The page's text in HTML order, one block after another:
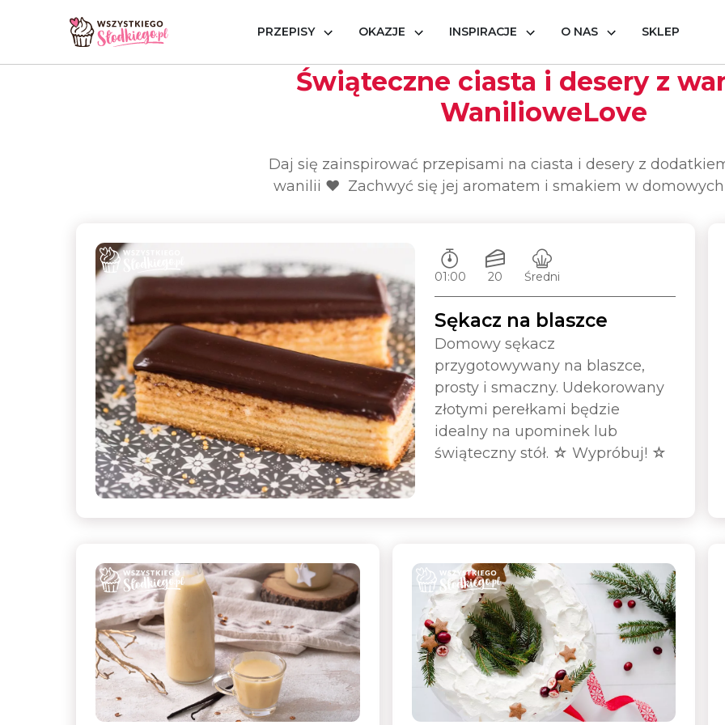
PRZEPISY OKAZJE INSPIRACJE O NAS SKLEP
Strona główna Okazje Przepisy z wanilią - WanilioweLove
Świąteczne ciasta i desery z
WanilioweLove
Daj się zainspirować przepisami na ciasta i desery z
wanilii ❤️ Zachwyć się jej aromatem i smakiem w
Czas przygotowywania:
01:00
Ilość porcji:
20
Poziom trudności:
Średni
Sękacz na blaszce
Domowy sękacz
przygotowywany na blaszce,
prosty i smaczny. Udekorowany
złotymi perełkami będzie
idealny na upominek lub
świąteczny stół. ☆ Wypróbuj! ☆